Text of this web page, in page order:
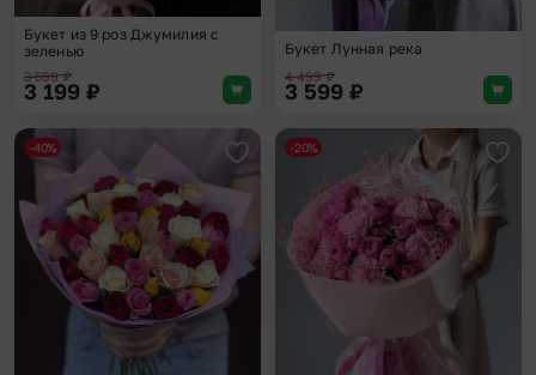
Букет из 9 роз Джумилия с
зеленью
3 599₽
3 199 ₽
Букет Лунная река
4 499₽
3 599 ₽
Добавить в избранное
-40% -20%